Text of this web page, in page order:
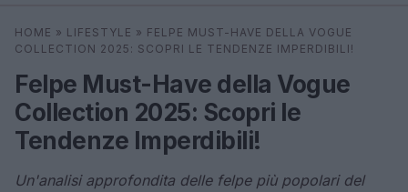
Cerca ⌕
HOME » LIFESTYLE » FELPE MUST-HAVE DELLA VOGUE
COLLECTION 2025: SCOPRI LE TENDENZE IMPERDIBILI!
Felpe Must-Have della Vogue
Collection 2025: Scopri le
Tendenze Imperdibili!
Un'analisi approfondita delle felpe più popolari del